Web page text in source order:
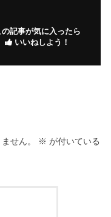
の記事が気に入ったら
いいねしよう！
せん。 ※ が付いている